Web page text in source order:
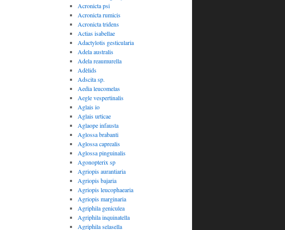
Acronicta psi
Acronicta rumicis
Acronicta tridens
Actias isabellae
Adactylotis gesticularia
Adela australis
Adela reaumurella
Adèlids
Adscita sp.
Aedia leucomelas
Aegle vespertinalis
Aglais io
Aglais urticae
Aglaope infausta
Aglossa brabanti
Aglossa caprealis
Aglossa pinguinalis
Agonopterix sp
Agriopis aurantiaria
Agriopis bajaria
Agriopis leucophaearia
Agriopis marginaria
Agriphila geniculea
Agriphila inquinatella
Agriphila selasella